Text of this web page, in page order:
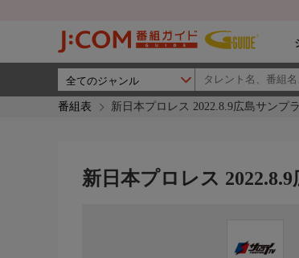
番組表 新日本プロレス 2022.8.9広島サンプ
新日本プロレス